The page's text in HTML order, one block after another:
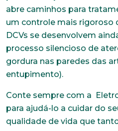
abre caminhos para
um controle mais rigoroso
DCVs se desenvolvem
processo silencioso de
gordura nas paredes das
entupimento).
Conte sempre com a
para ajudá-lo a cuidar do
qualidade de vida que
Trabalhe
Faça parte de uma
comprometida com o
*Campos obrigatórios
Nome completo*